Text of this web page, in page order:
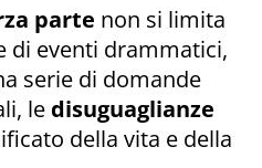
parte non si limita
di eventi drammatici,
serie di domande
le disuguaglianze
della vita e della